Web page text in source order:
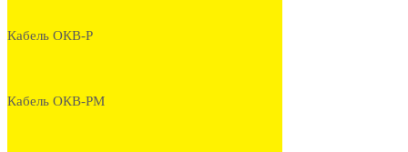
Кабель ОКВ-Р
Кабель ОКВ-РМ